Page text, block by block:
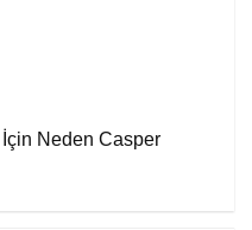
Neden Casper